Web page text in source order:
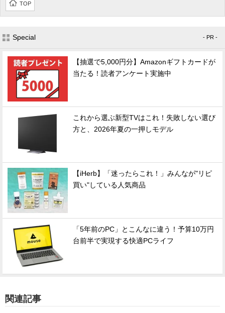
TOP
Special - PR -
【抽選で5,000円分】Amazonギフトカードが
当たる！読者アンケート実施中
これから選ぶ新型TVはこれ！失敗しない選び
方と、2026年夏の一押しモデル
【iHerb】「迷ったらこれ！」みんなが"リピ
買い"している人気商品
「5年前のPC」とこんなに違う！予算10万円
台前半で実現する快適PCライフ
関連記事